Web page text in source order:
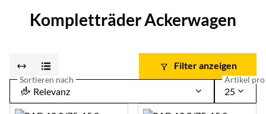
Kompletträder Ackerwagen
Filter anzeigen
Sortieren nach
Relevanz
Artikel pro
25